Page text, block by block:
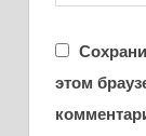
этом